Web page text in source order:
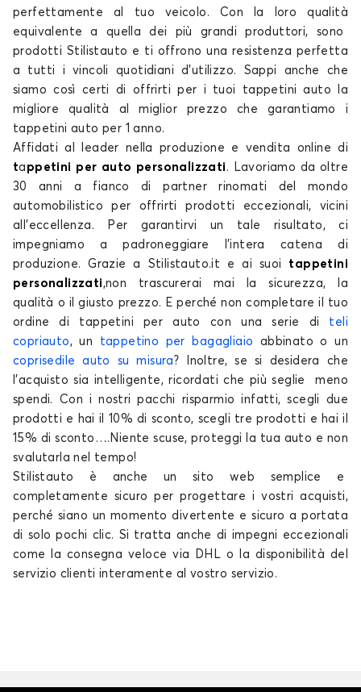
perfettamente al tuo veicolo . Con la loroqualità
equivalente a quella dei più grandi produttori, sono
prodotti Stilistauto e ti offrono una resistenza perfetta
a tutti i vincoli quotidiani d’utilizzo. Sappi anche che
siamo così certi di offrirti per i tuoi tappetini auto la
migliore qualità al miglior prezzo che garantiamo i
tappetini auto per 1 anno.
Affidati al leader nella produzione e vendita online di
ta ppetini per auto personalizzati . Lavoriamo da oltre
30 anni a fianco dipartnerrinomati del mondo
automobilistico per offrirtiprodotti eccezionali, vicini
all'eccellenza. Per garantirvi un tale risultato, ci
impegniamo a padroneggiare l'intera catena di
produzione. Grazie a Stilistauto.it e ai suoi tappetini
personalizzati,non trascurerai mai la sicurezza, la
qualità o il giusto prezzo. E perché non completare il tuo
ordine di tappetini per auto con una serie di teli
copriauto, un tappetino per bagagliaio abbinato o un
coprisedile auto su misura ? Inoltre, se si desidera che
l'acquisto sia intelligente, ricordati che più seglie meno
spendi. Con i nostri pacchi risparmio infatti, scegli due
prodotti e hai il 10% di sconto, scegli tre prodotti e hai il
15% di sconto….Niente scuse, proteggi la tua auto e non
svalutarla nel tempo!
Stilistauto è anche unsito web semplice e
completamente sicuro per progettare i vostri acquisti,
perché siano un momento divertente e sicuro a portata
di solo pochi clic. Si tratta anche di impegni eccezionali
come la consegna veloce via DHL o la disponibilità del
servizio clienti interamente al vostro servizio.